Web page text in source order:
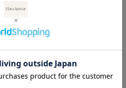
録しておくと便利にお買い物ができる